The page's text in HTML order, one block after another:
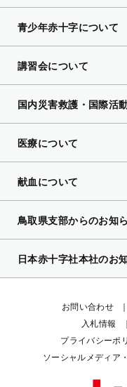
青少年赤十字について
講習会について
国内災害救護・国際活
医療について
献血について
鳥取県支部からのお知
日本赤十字社本社のお
お問い合わせ
入札情報
プライバシーポ
ソーシャルメディア